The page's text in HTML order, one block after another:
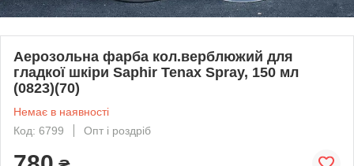
Аерозольна фарба кол.верблюжий для
гладкої шкіри Saphir Tenax Spray, 150 мл
(0823)(70)
Немає в наявності
Код: 6799
Опт і роздріб